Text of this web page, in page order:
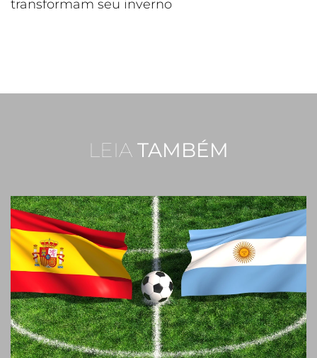
transformam seu inverno
LEIA TAMBÉM